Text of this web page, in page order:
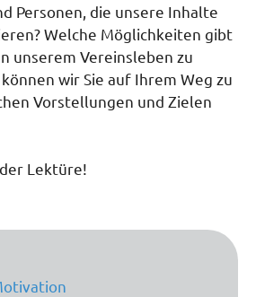
Personen, die unsere Inhalte
Welche Möglichkeiten gibt
unserem Vereinsleben zu
wir Sie auf Ihrem Weg zu
Vorstellungen und Zielen
Lektüre!